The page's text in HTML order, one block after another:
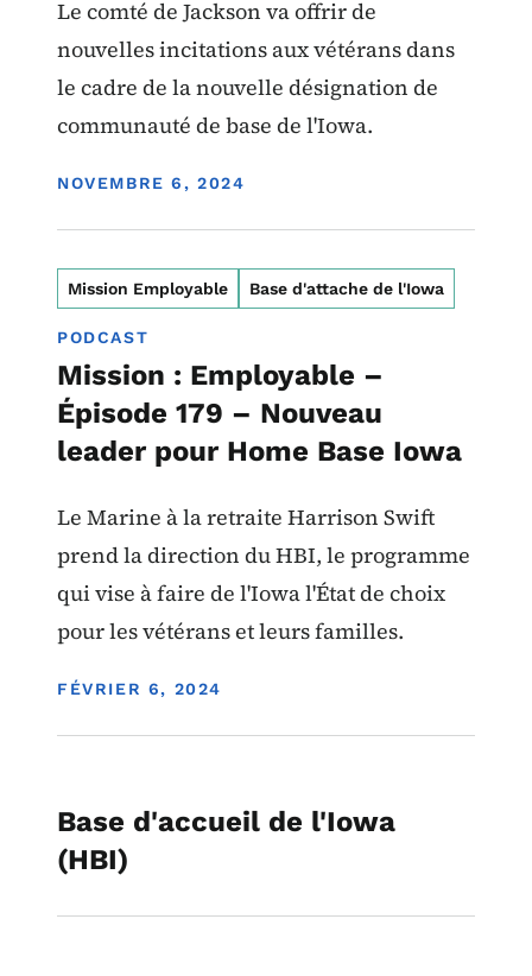
Le comté de Jackson va offrir de
nouvelles incitations aux vétérans dans
le cadre de la nouvelle désignation de
communauté de base de l'Iowa.
DISPLAY DATE
NOVEMBRE 6, 2024
Mission Employable Base d'attache de l'Iowa
PODCAST
Mission : Employable –
Épisode 179 – Nouveau
leader pour Home Base Iowa
Le Marine à la retraite Harrison Swift
prend la direction du HBI, le programme
qui vise à faire de l'Iowa l'État de choix
pour les vétérans et leurs familles.
DISPLAY DATE
FÉVRIER 6, 2024
Base d'accueil de l'Iowa
(HBI)